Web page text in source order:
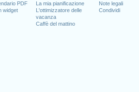
PDF
widget
La mia pianificazione
L'ottimizzatore delle
vacanza
Caffè del mattino
Note legali
Condividi